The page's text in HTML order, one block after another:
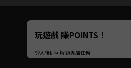
Unmute
如有不便請見諒
玩遊戲 賺POINTS！
登入後即可解鎖專屬任務